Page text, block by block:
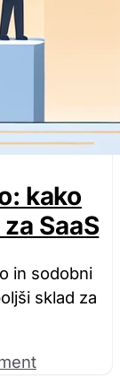
kako
SaaS
in sodobni
sklad za